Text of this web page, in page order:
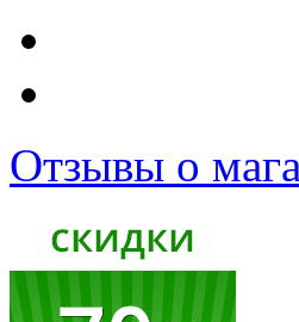
Отзывы о